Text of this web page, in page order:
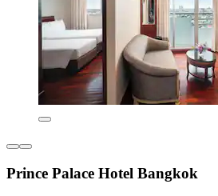
Prince Palace Hotel Bangkok